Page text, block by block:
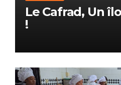
Le Cafrad, Un
!